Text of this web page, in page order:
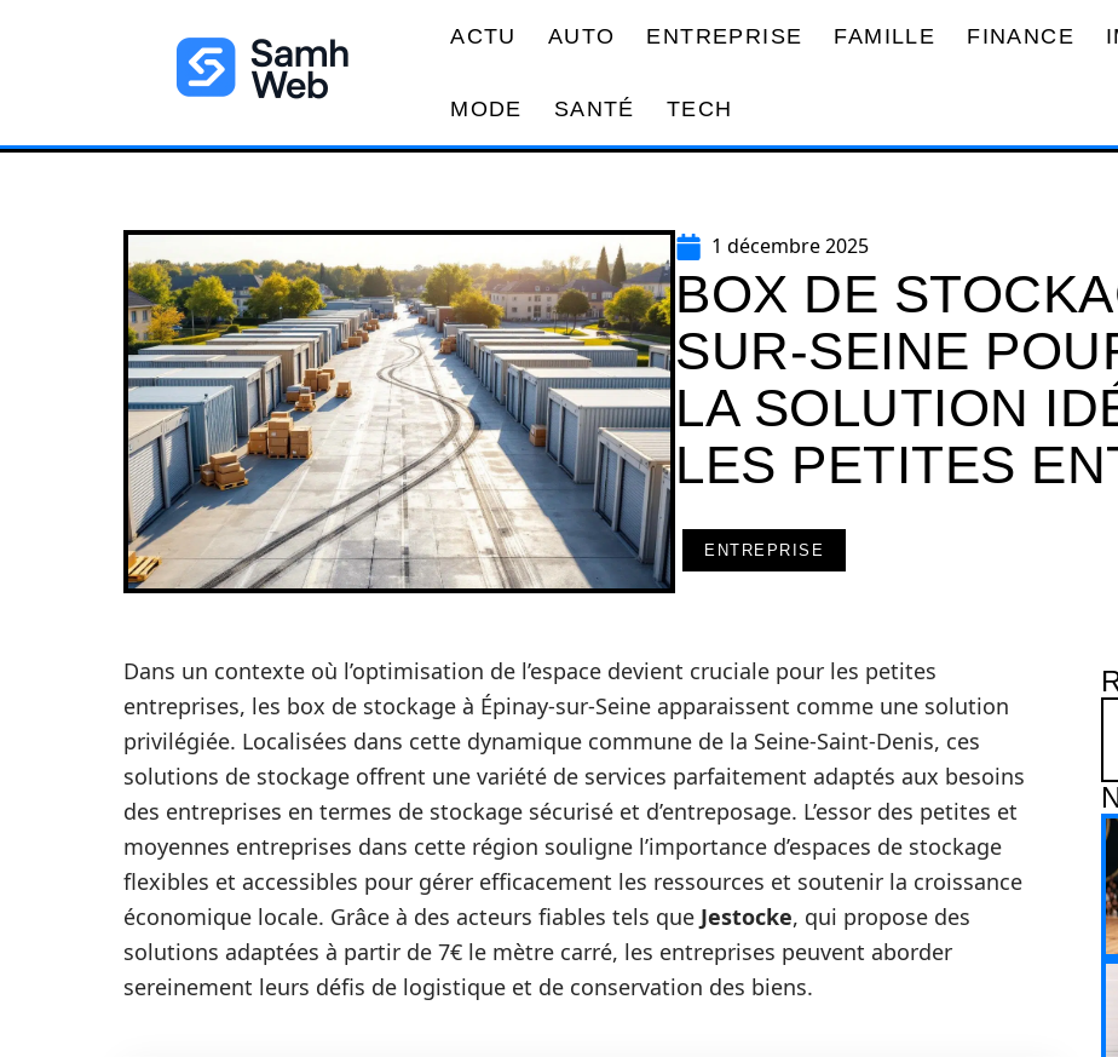
ACTU AUTO ENTREPRISE FAMILLE FINANCE
MODE SANTÉ TECH
1 décembre 2025
BOX DE
SUR-SEINE
LA SOLUTION
LES PETITES
ENTREPRISE
Dans un contexte où l’optimisation de l’espace devient cruciale pour les petites
entreprises, les box de stockage à Épinay-sur-Seine apparaissent comme une solution
privilégiée. Localisées dans cette dynamique commune de la Seine-Saint-Denis, ces
solutions de stockage offrent une variété de services parfaitement adaptés aux besoins
des entreprises en termes de stockage sécurisé et d’entreposage. L’essor des petites et
moyennes entreprises dans cette région souligne l’importance d’espaces de stockage
flexibles et accessibles pour gérer efficacement les ressources et soutenir la croissance
économique locale. Grâce à des acteurs fiables tels que Jestocke, qui propose des
solutions adaptées à partir de 7€ le mètre carré, les entreprises peuvent aborder
sereinement leurs défis de logistique et de conservation des biens.